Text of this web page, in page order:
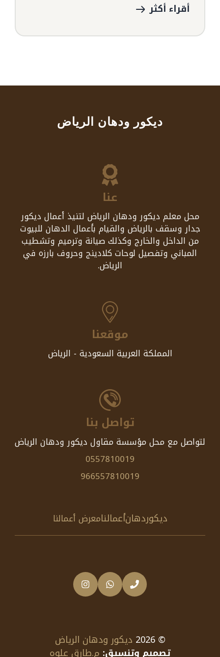
أقراء أكثر
ديكور ودهان الرياض
عنا
محل معلم ديكور ودهان الرياض لتنيذ أعمال ديكور
جدار وسقف بالرياض والقيام بأعمال الدهان للبيوت
من الداخل والخارج وكذلك صيانة وترميم وتشطيب
المباني وتفصيل لوحات كلادينج وحروف بارزه في
الرياض.
موقعنا
المملكة العربية السعودية - الرياض
تواصل بنا
لتواصل مع محل مؤسسة مقاول ديكور ودهان الرياض
0557810019
966557810019
ديكوردهانأعمالنامعرض أعمالنا
© 2026 ديكور ودهان الرياض
تصميم وتنسيق: م.طارق علوه